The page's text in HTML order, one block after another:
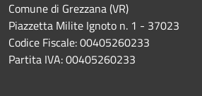
Comune di Grezzana (VR)
Piazzetta Milite Ignoto n. 1 - 37023
Codice Fiscale: 00405260233
Partita IVA: 00405260233